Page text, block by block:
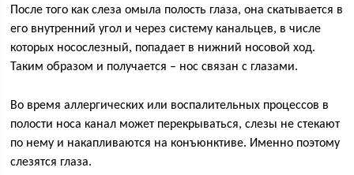
После того как слеза омыла полость глаза, она скатывается в
его внутренний угол и через систему канальцев, в числе
которых носослезный, попадает в нижний носовой ход.
Таким образом и получается – нос связан с глазами.
Во время аллергических или воспалительных процессов в
полости носа канал может перекрываться, слезы не стекают
по нему и накапливаются на конъюнктиве. Именно поэтому
слезятся глаза.